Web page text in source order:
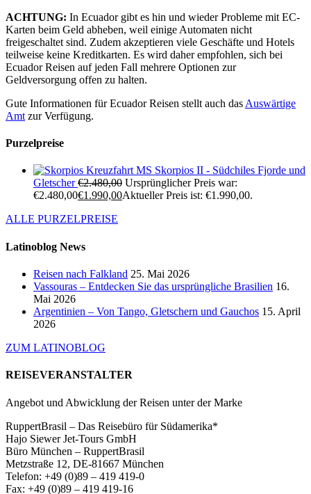
ACHTUNG: In Ecuador gibt es hin und wieder Probleme mit EC-
Karten beim Geld abheben, weil einige Automaten nicht
freigeschaltet sind. Zudem akzeptieren viele Geschäfte und Hotels
teilweise keine Kreditkarten. Es wird daher empfohlen, sich bei
Ecuador Reisen auf jeden Fall mehrere Optionen zur
Geldversorgung offen zu halten.
Gute Informationen für Ecuador Reisen stellt auch das Auswärtige
Amt zur Verfügung.
Purzelpreise
Kreuzfahrt MS Skorpios II - Südchiles Fjorde und
Gletscher €2.480,00 Ursprünglicher Preis war:
€2.480,00€1.990,00Aktueller Preis ist: €1.990,00.
ALLE PURZELPREISE
Latinoblog News
Reisen nach Falkland 25. Mai 2026
Vassouras – Entdecken Sie das ursprüngliche Brasilien 16.
Mai 2026
Argentinien – Von Tango, Gletschern und Gauchos 15. April
2026
ZUM LATINOBLOG
REISEVERANSTALTER
Angebot und Abwicklung der Reisen unter der Marke
RuppertBrasil – Das Reisebüro für Südamerika*
Hajo Siewer Jet-Tours GmbH
Büro München – RuppertBrasil
Metzstraße 12, DE-81667 München
Telefon: +49 (0)89 – 419 419-0
Fax: +49 (0)89 – 419 419-16